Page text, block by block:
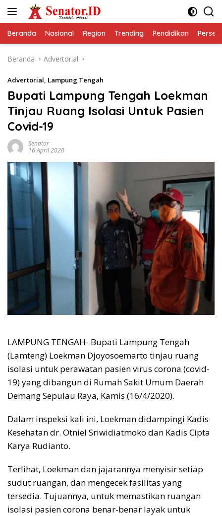
Beranda Nasional Region Trending Pendidikan
Beranda Advertorial
Advertorial, Lampung Tengah
Bupati Lampung Tengah Loekman
Tinjau Ruang Isolasi Untuk Pasien
Covid-19
Senator
16 April 2020
LAMPUNG TENGAH- Bupati Lampung Tengah
(Lamteng) Loekman Djoyosoemarto tinjau ruang
isolasi untuk perawatan pasien virus corona (covid-
19) yang dibangun di Rumah Sakit Umum Daerah
Demang Sepulau Raya, Kamis (16/4/2020).
Dalam inspeksi kali ini, Loekman didampingi Kadis
Kesehatan dr. Otniel Sriwidiatmoko dan Kadis Cipta
Karya Rudianto.
Terlihat, Loekman dan jajarannya menyisir setiap
sudut ruangan, dan mengecek fasilitas yang
tersedia. Tujuannya, untuk memastikan ruangan
isolasi pasien corona benar-benar layak untuk